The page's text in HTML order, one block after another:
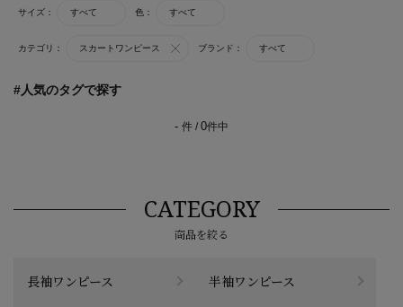
サイズ： すべて 色： すべて
カテゴリ： スカートワンピース ブランド： すべて
#人気のタグで探す
- 件 / 0件中
CATEGORY
商品を絞る
長袖ワンピース 半袖ワンピース